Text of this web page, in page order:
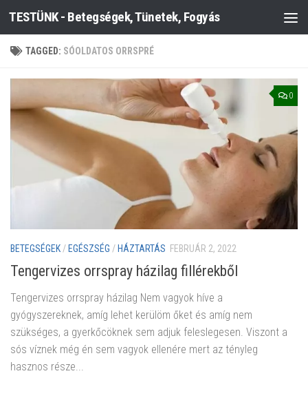
Skip to content
TESTÜNK - Betegségek, Tünetek, Fogyás
TAGGED: SÓOLDATOS ORRSPRÉ
0
BETEGSÉGEK / EGÉSZSÉG / HÁZTARTÁS FEBRUÁR 2, 2022
Tengervizes orrspray házilag fillérekből
Tengervizes orrspray házilag Nem vagyok híve a
gyógyszereknek, amíg lehet kerülöm őket és amíg nem
szükséges, a gyerkőcöknek sem adjuk feleslegesen. Viszont a
sós víznek még én sem vagyok ellenére mert az tényleg
hasznos része...